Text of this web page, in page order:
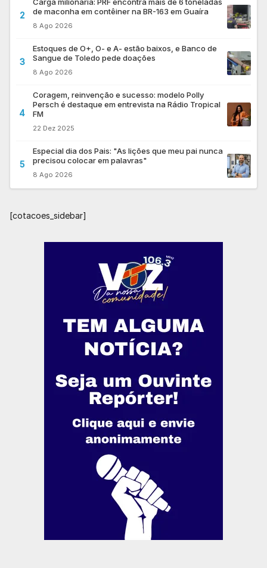
2
Carga milionária: PRF encontra mais de 6 toneladas
de maconha em contêiner na BR-163 em Guaíra
8 Ago 2026
3
Estoques de O+, O- e A- estão baixos, e Banco de
Sangue de Toledo pede doações
8 Ago 2026
4
Coragem, reinvenção e sucesso: modelo Polly
Persch é destaque em entrevista na Rádio Tropical
FM
22 Dez 2025
5
Especial dia dos Pais: "As lições que meu pai nunca
precisou colocar em palavras"
8 Ago 2026
[cotacoes_sidebar]